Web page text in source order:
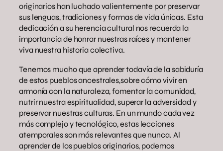
originarios han luchado valientemente por preservar
sus lenguas, tradiciones y formas de vida únicas. Esta
dedicación a su herencia cultural nos recuerda la
importancia de honrar nuestras raíces y mantener
viva nuestra historia colectiva.
Tenemos mucho que aprender todavía de la sabiduría
de estos pueblos ancestrales,sobre cómo vivir en
armonía con la naturaleza, fomentar la comunidad,
nutrir nuestra espiritualidad, superar la adversidad y
preservar nuestras culturas. En un mundo cada vez
más complejo y tecnológico, estas lecciones
atemporales son más relevantes que nunca. Al
aprender de los pueblos originarios, podemos